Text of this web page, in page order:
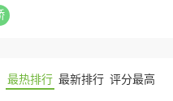
最热排行 最新排行 评分最高